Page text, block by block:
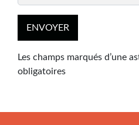
Les champs marqués d’une
obligatoires